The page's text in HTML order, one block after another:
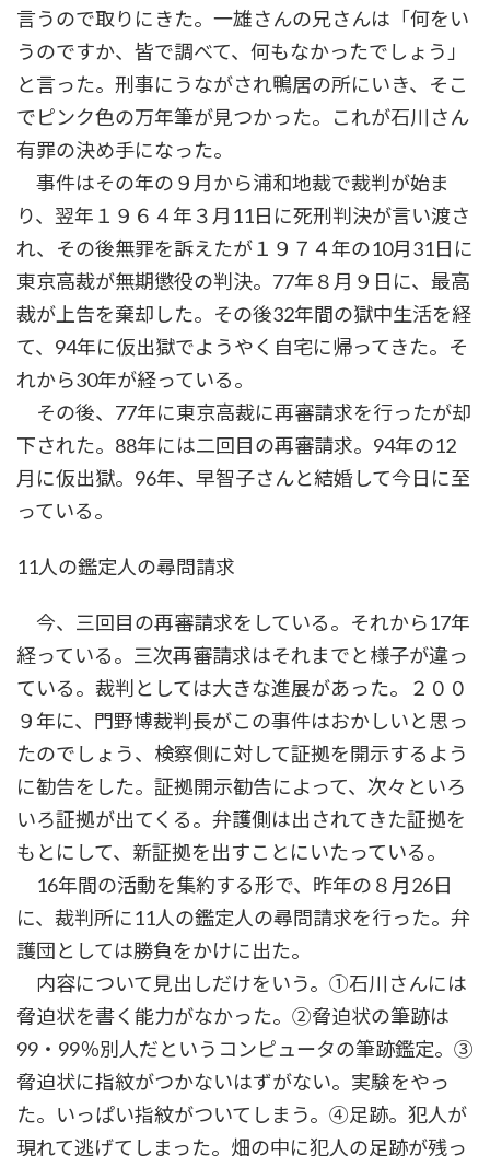
言うので取りにきた。一雄さんの兄さんは「何をい
うのですか、皆で調べて、何もなかったでしょう」
と言った。刑事にうながされ鴨居の所にいき、そこ
でピンク色の万年筆が見つかった。これが石川さん
有罪の決め手になった。
事件はその年の９月から浦和地裁で裁判が始ま
り、翌年１９６４年３月11日に死刑判決が言い渡さ
れ、その後無罪を訴えたが１９７４年の10月31日に
東京高裁が無期懲役の判決。77年８月９日に、最高
裁が上告を棄却した。その後32年間の獄中生活を経
て、94年に仮出獄でようやく自宅に帰ってきた。そ
れから30年が経っている。
その後、77年に東京高裁に再審請求を行ったが却
下された。88年には二回目の再審請求。94年の12
月に仮出獄。96年、早智子さんと結婚して今日に至
っている。
11人の鑑定人の尋問請求
今、三回目の再審請求をしている。それから17年
経っている。三次再審請求はそれまでと様子が違っ
ている。裁判としては大きな進展があった。２００
９年に、門野博裁判長がこの事件はおかしいと思っ
たのでしょう、検察側に対して証拠を開示するよう
に勧告をした。証拠開示勧告によって、次々といろ
いろ証拠が出てくる。弁護側は出されてきた証拠を
もとにして、新証拠を出すことにいたっている。
16年間の活動を集約する形で、昨年の８月26日
に、裁判所に11人の鑑定人の尋問請求を行った。弁
護団としては勝負をかけに出た。
内容について見出しだけをいう。①石川さんには
脅迫状を書く能力がなかった。②脅迫状の筆跡は
99・99％別人だというコンピュータの筆跡鑑定。③
脅迫状に指紋がつかないはずがない。実験をやっ
た。いっぱい指紋がついてしまう。④足跡。犯人が
現れて逃げてしまった。畑の中に犯人の足跡が残っ